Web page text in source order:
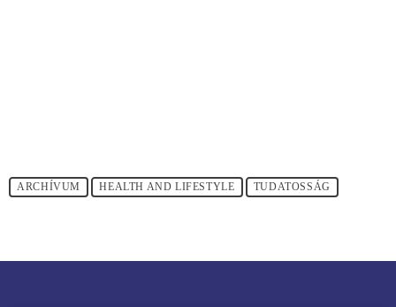
ARCHÍVUM HEALTH AND LIFESTYLE TUDATOSSÁG